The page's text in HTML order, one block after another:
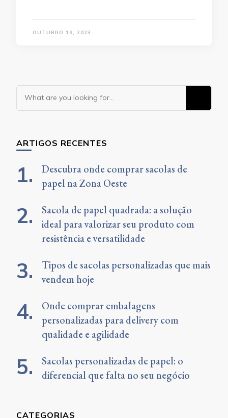
OUTUBRO 19, 2023
Looking
ARTIGOS RECENTES
Descubra onde comprar sacolas de
papel na Zona Oeste
Sacola de papel quadrada: a solução
ideal para valorizar seu produto com
resistência e versatilidade
Tipos de sacolas personalizadas que mais
vendem hoje
Onde comprar embalagens
personalizadas para delivery com
qualidade e agilidade
Sacolas personalizadas de papel: o
diferencial que falta no seu negócio
CATEGORIAS